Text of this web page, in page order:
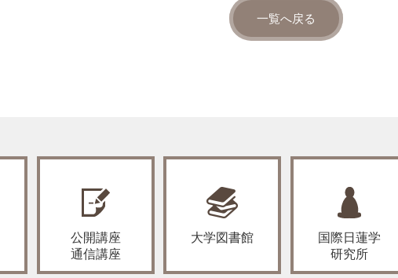
一覧へ戻る
公開講座
通信講座
大学図書館
国際日蓮学
研究所